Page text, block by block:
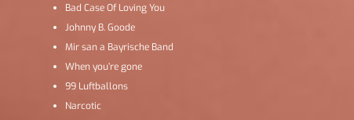
Bad Case Of Loving You
Johnny B. Goode
Mir san a Bayrische Band
When you’re gone
99 Luftballons
Narcotic